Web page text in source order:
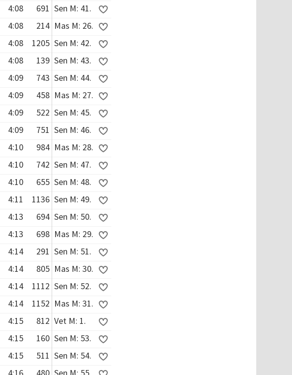
4:08 691 Sen M: 41.
4:08 214 Mas M: 26.
4:08 1205 Sen M: 42.
4:08 139 Sen M: 43.
4:09 743 Sen M: 44.
4:09 458 Mas M: 27.
4:09 522 Sen M: 45.
4:09 751 Sen M: 46.
4:10 984 Mas M: 28.
4:10 742 Sen M: 47.
4:10 655 Sen M: 48.
4:11 1136 Sen M: 49.
4:13 694 Sen M: 50.
4:13 698 Mas M: 29.
4:14 291 Sen M: 51.
4:14 805 Mas M: 30.
4:14 1112 Sen M: 52.
4:14 1152 Mas M: 31.
4:15 812 Vet M: 1.
4:15 160 Sen M: 53.
4:15 511 Sen M: 54.